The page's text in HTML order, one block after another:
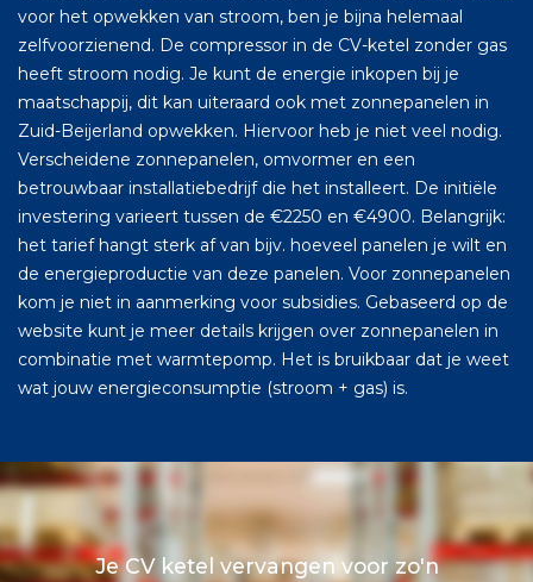
voor het opwekken van stroom, ben je bijna helemaal
zelfvoorzienend. De compressor in de CV-ketel zonder gas
heeft stroom nodig. Je kunt de energie inkopen bij je
maatschappij, dit kan uiteraard ook met zonnepanelen in
Zuid-Beijerland opwekken. Hiervoor heb je niet veel nodig.
Verscheidene zonnepanelen, omvormer en een
betrouwbaar installatiebedrijf die het installeert. De initiële
investering varieert tussen de €2250 en €4900. Belangrijk:
het tarief hangt sterk af van bijv. hoeveel panelen je wilt en
de energieproductie van deze panelen. Voor zonnepanelen
kom je niet in aanmerking voor subsidies. Gebaseerd op de
website kunt je meer details krijgen over zonnepanelen in
combinatie met warmtepomp. Het is bruikbaar dat je weet
wat jouw energieconsumptie (stroom + gas) is.
Je CV ketel vervangen voor zo'n